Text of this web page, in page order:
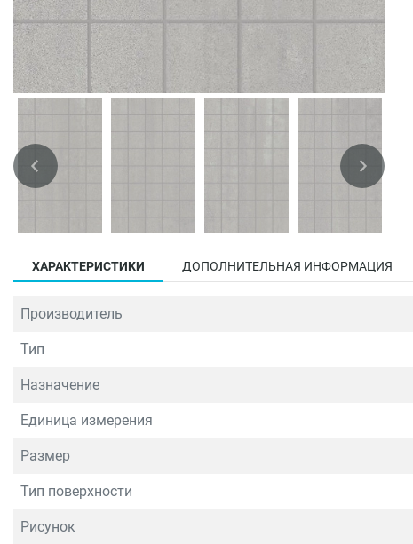
ХАРАКТЕРИСТИКИ ДОПОЛНИТЕЛЬНАЯ ИНФОРМАЦИЯ
Производитель
Тип
Назначение
Единица измерения
Размер
Тип поверхности
Рисунок